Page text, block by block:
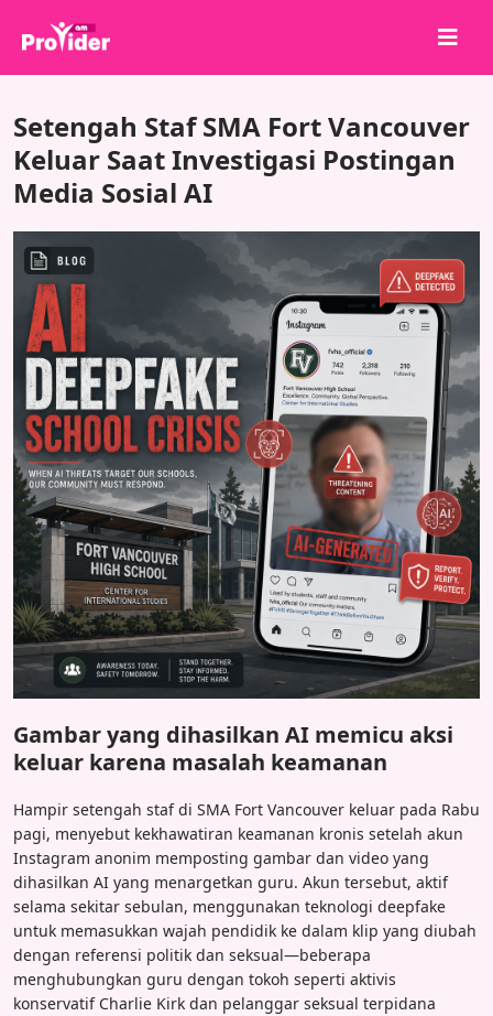
Tentang kami
Masuk
Daftar
Layanan
API
Ketentuan
Blog
Setengah Staf SMA Fort Vancouver
Keluar Saat Investigasi Postingan
Media Sosial AI
Gambar yang dihasilkan AI memicu aksi
keluar karena masalah keamanan
Hampir setengah staf di SMA Fort Vancouver keluar pada Rabu
pagi, menyebut kekhawatiran keamanan kronis setelah akun
Instagram anonim memposting gambar dan video yang
dihasilkan AI yang menargetkan guru. Akun tersebut, aktif
selama sekitar sebulan, menggunakan teknologi deepfake
untuk memasukkan wajah pendidik ke dalam klip yang diubah
dengan referensi politik dan seksual—beberapa
menghubungkan guru dengan tokoh seperti aktivis
konservatif Charlie Kirk dan pelanggar seksual terpidana